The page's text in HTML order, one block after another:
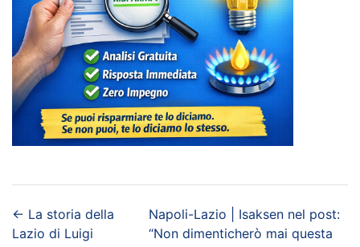
← La storia della
Lazio di Luigi
Napoli-Lazio | Isaksen nel post:
“Non dimenticherò mai questa